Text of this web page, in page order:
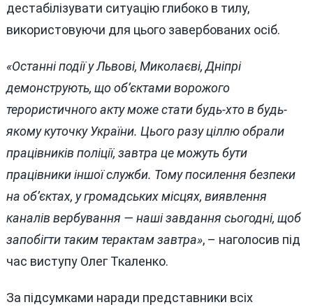
дестабілізувати ситуацію глибоко в тилу,
використовуючи для цього завербованих осіб.
«Останні події у Львові, Миколаєві, Дніпрі
демонструють, що об’єктами ворожого
терористичного акту може стати будь-хто в будь-
якому куточку України. Цього разу ціллю обрали
працівників поліції, завтра це можуть бути
працівники іншої служби. Тому посилення безпеки
на об’єктах, у громадських місцях, виявлення
каналів вербування — наші завдання сьогодні, щоб
запобігти таким терактам завтра», – наголосив під
час виступу Олег Ткаленко.
За підсумками наради представники всіх